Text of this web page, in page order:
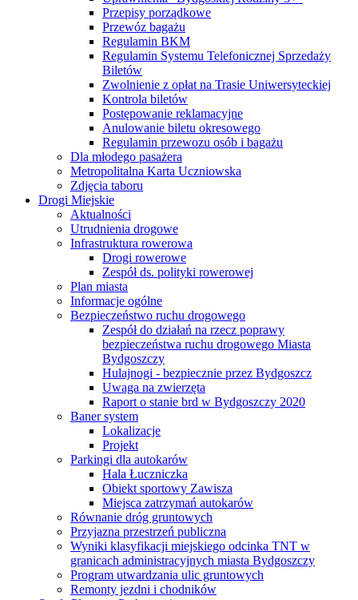
Przepisy porządkowe
Przewóz bagażu
Regulamin BKM
Regulamin Systemu Telefonicznej Sprzedaży
Biletów
Zwolnienie z opłat na Trasie Uniwersyteckiej
Kontrola biletów
Postępowanie reklamacyjne
Anulowanie biletu okresowego
Regulamin przewozu osób i bagażu
Dla młodego pasażera
Metropolitalna Karta Uczniowska
Zdjęcia taboru
Drogi Miejskie
Aktualności
Utrudnienia drogowe
Infrastruktura rowerowa
Drogi rowerowe
Zespół ds. polityki rowerowej
Plan miasta
Informacje ogólne
Bezpieczeństwo ruchu drogowego
Zespół do działań na rzecz poprawy
bezpieczeństwa ruchu drogowego Miasta
Bydgoszczy
Hulajnogi - bezpiecznie przez Bydgoszcz
Uwaga na zwierzęta
Raport o stanie brd w Bydgoszczy 2020
Baner system
Lokalizacje
Projekt
Parkingi dla autokarów
Hala Łuczniczka
Obiekt sportowy Zawisza
Miejsca zatrzymań autokarów
Równanie dróg gruntowych
Przyjazna przestrzeń publiczna
Wyniki klasyfikacji miejskiego odcinka TNT w
granicach administracyjnych miasta Bydgoszczy
Program utwardzania ulic gruntowych
Remonty jezdni i chodników